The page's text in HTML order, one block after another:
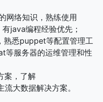
网络知识，熟练使用
java编程经验优先；
悉puppet等配置管理工
服务器的运维管理和性
案，了解
大数据解决方案。